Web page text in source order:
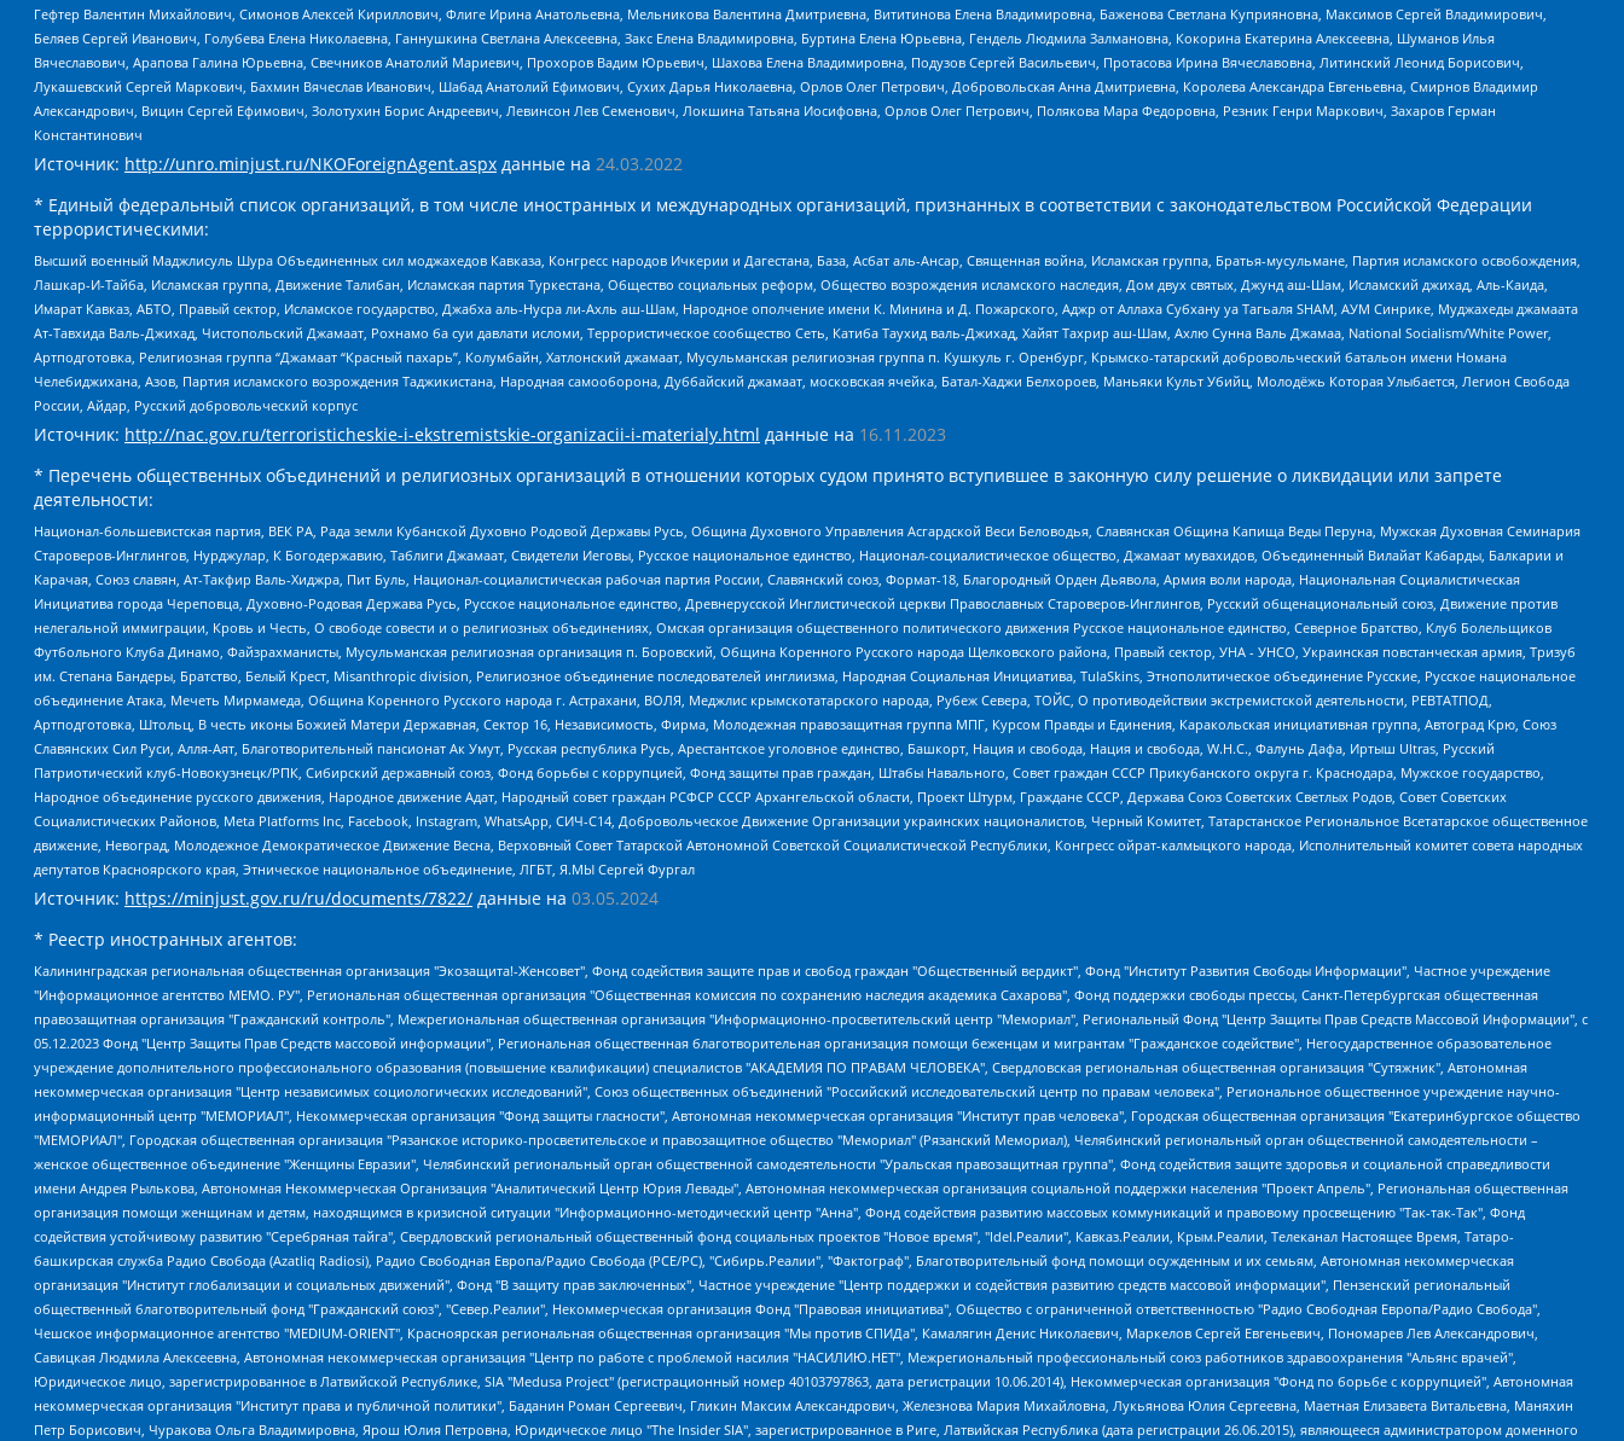
Гефтер Валентин Михайлович, Симонов Алексей Кириллович, Флиге Ирина Анатольевна, Мельникова Валентина Дмитриевна, Вититинова Елена Владимировна, Баженова Светлана Куприяновна, Максимов Сергей Владимирович,
Беляев Сергей Иванович, Голубева Елена Николаевна, Ганнушкина Светлана Алексеевна, Закс Елена Владимировна, Буртина Елена Юрьевна, Гендель Людмила Залмановна, Кокорина Екатерина Алексеевна, Шуманов Илья
Вячеславович, Арапова Галина Юрьевна, Свечников Анатолий Мариевич, Прохоров Вадим Юрьевич, Шахова Елена Владимировна, Подузов Сергей Васильевич, Протасова Ирина Вячеславовна, Литинский Леонид Борисович,
Лукашевский Сергей Маркович, Бахмин Вячеслав Иванович, Шабад Анатолий Ефимович, Сухих Дарья Николаевна, Орлов Олег Петрович, Добровольская Анна Дмитриевна, Королева Александра Евгеньевна, Смирнов Владимир
Александрович, Вицин Сергей Ефимович, Золотухин Борис Андреевич, Левинсон Лев Семенович, Локшина Татьяна Иосифовна, Орлов Олег Петрович, Полякова Мара Федоровна, Резник Генри Маркович, Захаров Герман
Константинович
Источник: http://unro.minjust.ru/NKOForeignAgent.aspx данные на 24.03.2022
* Единый федеральный список организаций, в том числе иностранных и международных организаций, признанных в соответствии с законодательством Российской Федерации
террористическими:
Высший военный Маджлисуль Шура Объединенных сил моджахедов Кавказа, Конгресс народов Ичкерии и Дагестана, База, Асбат аль-Ансар, Священная война, Исламская группа, Братья-мусульмане, Партия исламского освобождения,
Лашкар-И-Тайба, Исламская группа, Движение Талибан, Исламская партия Туркестана, Общество социальных реформ, Общество возрождения исламского наследия, Дом двух святых, Джунд аш-Шам, Исламский джихад, Аль-Каида,
Имарат Кавказ, АБТО, Правый сектор, Исламское государство, Джабха аль-Нусра ли-Ахль аш-Шам, Народное ополчение имени К. Минина и Д. Пожарского, Аджр от Аллаха Субхану уа Тагьаля SHAM, АУМ Синрике, Муджахеды джамаата
Ат-Тавхида Валь-Джихад, Чистопольский Джамаат, Рохнамо ба суи давлати исломи, Террористическое сообщество Сеть, Катиба Таухид валь-Джихад, Хайят Тахрир аш-Шам, Ахлю Сунна Валь Джамаа, National Socialism/White Power,
Артподготовка, Религиозная группа “Джамаат “Красный пахарь”, Колумбайн, Хатлонский джамаат, Мусульманская религиозная группа п. Кушкуль г. Оренбург, Крымско-татарский добровольческий батальон имени Номана
Челебиджихана, Азов, Партия исламского возрождения Таджикистана, Народная самооборона, Дуббайский джамаат, московская ячейка, Батал-Хаджи Белхороев, Маньяки Культ Убийц, Молодёжь Которая Улыбается, Легион Свобода
России, Айдар, Русский добровольческий корпус
Источник: http://nac.gov.ru/terroristicheskie-i-ekstremistskie-organizacii-i-materialy.html данные на 16.11.2023
* Перечень общественных объединений и религиозных организаций в отношении которых судом принято вступившее в законную силу решение о ликвидации или запрете
деятельности:
Национал-большевистская партия, ВЕК РА, Рада земли Кубанской Духовно Родовой Державы Русь, Община Духовного Управления Асгардской Веси Беловодья, Славянская Община Капища Веды Перуна, Мужская Духовная Семинария
Староверов-Инглингов, Нурджулар, К Богодержавию, Таблиги Джамаат, Свидетели Иеговы, Русское национальное единство, Национал-социалистическое общество, Джамаат мувахидов, Объединенный Вилайат Кабарды, Балкарии и
Карачая, Союз славян, Ат-Такфир Валь-Хиджра, Пит Буль, Национал-социалистическая рабочая партия России, Славянский союз, Формат-18, Благородный Орден Дьявола, Армия воли народа, Национальная Социалистическая
Инициатива города Череповца, Духовно-Родовая Держава Русь, Русское национальное единство, Древнерусской Инглистической церкви Православных Староверов-Инглингов, Русский общенациональный союз, Движение против
нелегальной иммиграции, Кровь и Честь, О свободе совести и о религиозных объединениях, Омская организация общественного политического движения Русское национальное единство, Северное Братство, Клуб Болельщиков
Футбольного Клуба Динамо, Файзрахманисты, Мусульманская религиозная организация п. Боровский, Община Коренного Русского народа Щелковского района, Правый сектор, УНА - УНСО, Украинская повстанческая армия, Тризуб
им. Степана Бандеры, Братство, Белый Крест, Misanthropic division, Религиозное объединение последователей инглиизма, Народная Социальная Инициатива, TulaSkins, Этнополитическое объединение Русские, Русское национальное
объединение Атака, Мечеть Мирмамеда, Община Коренного Русского народа г. Астрахани, ВОЛЯ, Меджлис крымскотатарского народа, Рубеж Севера, ТОЙС, О противодействии экстремистской деятельности, РЕВТАТПОД,
Артподготовка, Штольц, В честь иконы Божией Матери Державная, Сектор 16, Независимость, Фирма, Молодежная правозащитная группа МПГ, Курсом Правды и Единения, Каракольская инициативная группа, Автоград Крю, Союз
Славянских Сил Руси, Алля-Аят, Благотворительный пансионат Ак Умут, Русская республика Русь, Арестантское уголовное единство, Башкорт, Нация и свобода, Нация и свобода, W.H.С., Фалунь Дафа, Иртыш Ultras, Русский
Патриотический клуб-Новокузнецк/РПК, Сибирский державный союз, Фонд борьбы с коррупцией, Фонд защиты прав граждан, Штабы Навального, Совет граждан СССР Прикубанского округа г. Краснодара, Мужское государство,
Народное объединение русского движения, Народное движение Адат, Народный совет граждан РСФСР СССР Архангельской области, Проект Штурм, Граждане СССР, Держава Союз Советских Светлых Родов, Совет Советских
Социалистических Районов, Meta Platforms Inc, Facebook, Instagram, WhatsApp, СИЧ-С14, Добровольческое Движение Организации украинских националистов, Черный Комитет, Татарстанское Региональное Всетатарское общественное
движение, Невоград, Молодежное Демократическое Движение Весна, Верховный Совет Татарской Автономной Советской Социалистической Республики, Конгресс ойрат-калмыцкого народа, Исполнительный комитет совета народных
депутатов Красноярского края, Этническое национальное объединение, ЛГБТ, Я.МЫ Сергей Фургал
Источник: https://minjust.gov.ru/ru/documents/7822/ данные на 03.05.2024
* Реестр иностранных агентов:
Калининградская региональная общественная организация "Экозащита!-Женсовет", Фонд содействия защите прав и свобод граждан "Общественный вердикт", Фонд "Институт Развития Свободы Информации", Частное учреждение "Информационное агентство МЕМО. РУ", Региональная общественная организация "Общественная комиссия по сохранению наследия академика Сахарова", Фонд поддержки свободы прессы, Санкт-Петербургская общественная правозащитная организация "Гражданский контроль", Межрегиональная общественная организация "Информационно-просветительский центр "Мемориал", Региональный Фонд "Центр Защиты Прав Средств Массовой Информации", с 05.12.2023 Фонд "Центр Защиты Прав Средств массовой информации", Региональная общественная благотворительная организация помощи беженцам и мигрантам "Гражданское содействие", Негосударственное образовательное учреждение дополнительного профессионального образования (повышение квалификации) специалистов "АКАДЕМИЯ ПО ПРАВАМ ЧЕЛОВЕКА", Свердловская региональная общественная организация "Сутяжник", Автономная некоммерческая организация "Центр независимых социологических исследований", Союз общественных объединений "Российский исследовательский центр по правам человека", Региональное общественное учреждение научно-информационный центр "МЕМОРИАЛ", Некоммерческая организация "Фонд защиты гласности", Автономная некоммерческая организация "Институт прав человека", Городская общественная организация "Екатеринбургское общество "МЕМОРИАЛ", Городская общественная организация "Рязанское историко-просветительское и правозащитное общество "Мемориал" (Рязанский Мемориал), Челябинский региональный орган общественной самодеятельности – женское общественное объединение "Женщины Евразии", Челябинский региональный орган общественной самодеятельности "Уральская правозащитная группа", Фонд содействия защите здоровья и социальной справедливости имени Андрея Рылькова, Автономная Некоммерческая Организация "Аналитический Центр Юрия Левады", Автономная некоммерческая организация социальной поддержки населения "Проект Апрель", Региональная общественная организация помощи женщинам и детям, находящимся в кризисной ситуации "Информационно-методический центр "Анна", Фонд содействия развитию массовых коммуникаций и правовому просвещению "Так-так-Так", Фонд содействия устойчивому развитию "Серебряная тайга", Свердловский региональный общественный фонд социальных проектов "Новое время", "Idel.Реалии", Кавказ.Реалии, Крым.Реалии, Телеканал Настоящее Время, Татаро-башкирская служба Радио Свобода (Azatliq Radiosi), Радио Свободная Европа/Радио Свобода (PCE/PC), "Сибирь.Реалии", "Фактограф", Благотворительный фонд помощи осужденным и их семьям, Автономная некоммерческая организация "Институт глобализации и социальных движений", Фонд "В защиту прав заключенных", Частное учреждение "Центр поддержки и содействия развитию средств массовой информации", Пензенский региональный общественный благотворительный фонд "Гражданский союз", "Север.Реалии", Некоммерческая организация Фонд "Правовая инициатива", Общество с ограниченной ответственностью "Радио Свободная Европа/Радио Свобода", Чешское информационное агентство "MEDIUM-ORIENT", Красноярская региональная общественная организация "Мы против СПИДа", Камалягин Денис Николаевич, Маркелов Сергей Евгеньевич, Пономарев Лев Александрович, Савицкая Людмила Алексеевна, Автономная некоммерческая организация "Центр по работе с проблемой насилия "НАСИЛИЮ.НЕТ", Межрегиональный профессиональный союз работников здравоохранения "Альянс врачей", Юридическое лицо, зарегистрированное в Латвийской Республике, SIA "Medusa Project" (регистрационный номер 40103797863, дата регистрации 10.06.2014), Некоммерческая организация "Фонд по борьбе с коррупцией", Автономная некоммерческая организация "Институт права и публичной политики", Баданин Роман Сергеевич, Гликин Максим Александрович, Железнова Мария Михайловна, Лукьянова Юлия Сергеевна, Маетная Елизавета Витальевна, Маняхин Петр Борисович, Чуракова Ольга Владимировна, Ярош Юлия Петровна, Юридическое лицо "The Insider SIA", зарегистрированное в Риге, Латвийская Республика (дата регистрации 26.06.2015), являющееся администратором доменного имени интернет-издания "The Insider SIA", https://theins.ru, Постернак Алексей Евгеньевич, Рубин Михаил Аркадьевич, Анин Роман Александрович, Юридическое лицо Istories fonds, зарегистрированное в Латвийской Республике (регистрационный номер 50008295751, дата регистрации 24.02.2020), Великовский Дмитрий Александрович, Долинина Ирина Николаевна, Мароховская Алеся Алексеевна, Шлейнов Роман Юрьевич, Шмагун Олеся Валентиновна, Общество с ограниченной ответственностью "Альтаир 2021", Общество с ограниченной ответственностью "Вега 2021", Общество с ограниченной ответственностью "Главный редактор 2021", Общество с ограниченной ответственностью "Ромашки монолит", Важенков Артем Валерьевич, Ивановская областная общественная организация "Центр гендерных исследований", Гурман Юрий Альбертович, Медиапроект "ОВД-Инфо", Егоров Владимир Владимирович, Жилинский Владимир Александрович, Общество с ограниченной ответственностью "ЗП", Иванова София Юрьевна, Карезина Инна Павловна, Кильтау Екатерина Викторовна, Петров Алексей Викторович, Пискунов Сергей Евгеньевич, Смирнов Сергей Сергеевич, Тихонов Михаил Сергеевич, Общество с ограниченной ответственностью "ЖУРНАЛИСТ-ИНОСТРАННЫЙ АГЕНТ", Арапова Галина Юрьевна, Вольтская Татьяна Анатольевна, Американская компания "Mason G.E.S. Anonymous Foundation" (США), являющаяся владельцем интернет-издания https://mnews.world/, Компания "Stichting Bellingcat", зарегистрированная в Нидерландах (дата регистрации 11.07.2018), Захаров Андрей Вячеславович, Клепиковская Екатерина Дмитриевна, Общество с ограниченной ответственностью "МЕМО", Перл Роман Александрович, Симонов Евгений Алексеевич, Соловьева Елена Анатольевна, Сотников Даниил Владимирович, Сурначева Елизавета Дмитриевна, Автономная некоммерческая организация по защите прав человека и информированию населения "Якутия – Наше Мнение", Общество с ограниченной ответственностью "Москоу диджитал медиа", с 26.01.2023 Общество с ограниченной ответственностью "Чайка Белые сады", Ветошкина Валерия Валерьевна, Заговора Максим Александрович, Межрегиональное общественное движение "Российская ЛГБТ - сеть", Оленичев Максим Владимирович, Павлов Иван Юрьевич, Скворцова Елена Сергеевна, Общество с ограниченной ответственностью "Как бы инагент", Кочетков Игорь Викторович, Общество с ограниченной ответственностью "Честные выборы", Еланчик Олег Александрович, Общество с ограниченной ответственностью "Нобелевский призыв", Гималова Регина Эмилевна, Григорьев Андрей Валерьевич, Григорьева Алина Александровна, Ассоциация по содействию защите прав призывников, альтернативнослужащих и военнослужащих "Правозащитная группа "Гражданин.Армия.Право", Хисамова Регина Фаритовна, Автономная некоммерческая организация по реализации социально-правовых программ "Лилит", Дальневосточное общественное движение "Маяк", Санкт-Петербургская ЛГБТ-инициативная группа "Выход", Инициативная группа ЛГБТ+ "Реверс", Алексеев Андрей Викторович, Бекбулатова Таисия Львовна, Беляев Иван Михайлович, Владыкина Елена Сергеевна, Гельман Марат Александрович, Никульшина Вероника Юрьевна, Толоконникова Надежда Андреевна, Шендерович Виктор Анатольевич, Общество с ограниченной ответственностью "Данное сообщение", Общество с ограниченной ответственностью Издательский дом "Новая глава", Айнбиндер Александра Александровна, Московский комьюнити-центр для ЛГБТ+инициатив, Благотворительный фонд развития филантропии, Deutsche Welle (Германия, Kurt-Schumacher-Strasse 3, 53113 Bonn), Борзунова Мария Михайловна, Воробьев Виктор Викторович, Голубева Анна Львовна, Константинова Алла Михайловна, Малкова Ирина Владимировна, Мурадов Мурад Абдулгалимович, Осетинская Елизавета Николаевна, Понасенков Евгений Николаевич, Ганапольский Матвей Юрьевич, Киселев Евгений Алексеевич, Борухович Ирина Григорьевна, Дремин Иван Тимофеевич, Дубровский Дмитрий Викторович, Красноярская региональная общественная организация поддержки и развития альтернативных образовательных технологий и межкультурных коммуникаций "ИНТЕРРА", Маяковская Екатерина Алексеевна, Фейгин Марк Захарович, Филимонов Андрей Викторович, Дзугкоева Регина Николаевна, Доброхотов Роман Александрович, Дудь Юрий Александрович, Елкин Сергей Владимирович, Кругликов Кирилл Игоревич, Сабунаева Мария Леонидовна, Семенов Алексей Владимирович, Шаинян Карен Багратович, Шульман Екатерина Михайловна, Асафьев Артур Валерьевич, Вахштайн Виктор Семенович, Венедиктов Алексей Алексеевич, Лушникова Екатерина Евгеньевна, Волков Леонид Михайлович, Невзоров Александр Глебович, Пархоменко Сергей Борисович, Сироткин Ярослав Николаевич, Кара-Мурза Владимир Владимирович, Баранова Наталья Владимировна, Гозман Леонид Яковлевич, Кагарлицкий Борис Юльевич, Климарев Михаил Валерьевич, Милов Владимир Станиславович, Автономная некоммерческая организация Краснодарский центр современного искусства "Типография", Моргенштерн Алишер Тагирович, Соболь Любовь Эдуардовна, Общество с ограниченной ответственностью "ЛИЗА НОРМ", Каспаров Гарри Кимович, Ходорковский Михаил Борисович, Общество с ограниченной ответственностью "Апрельские тезисы", Данилович Ирина Брониславовна, Кашин Олег Владимирович, Петров Николай Владимирович, Пивоваров Алексей Владимирович, Соколов Михаил Владимирович, Цветкова Юлия Владимировна, Чичваркин Евгений Александрович, Комитет против пыток/Команда против пыток, Общество с ограниченной ответственностью "Первый научный", Общество с ограниченной ответственностью "Вертолет и ко", Белоцерковская Вероника Борисовна, Кац Максим Евгеньевич, Лазарева Татьяна Юрьевна, Шаведдинов Руслан Табризович, Яшин Илья Валерьевич, Общество с ограниченной ответственностью "Иноагент ААВ", Алешковский Дмитрий Петрович, Альбац Евгения Марковна, Быков Дмитрий Львович, Галямина Юлия Евгеньевна, Лойко Сергей Леонидович, Мартынов Кирилл Константинович, Медведев Сергей Александрович, Крашенинников Федор Геннадиевич, Гордеева Катерина Вл